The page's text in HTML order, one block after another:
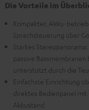
Die Vorteile im
Kompakter, Akku-
Sprachsteuerung über
Starkes
passive
unterstützt durch die
Einfachste Einrichtung
direktes Bedienpanel mit
Akkustand